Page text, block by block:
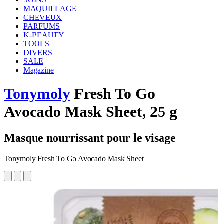
MAQUILLAGE
CHEVEUX
PARFUMS
K-BEAUTY
TOOLS
DIVERS
SALE
Magazine
Tonymoly Fresh To Go
Avocado Mask Sheet, 25 g
Masque nourrissant pour le visage
Tonymoly Fresh To Go Avocado Mask Sheet